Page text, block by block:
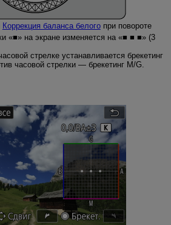
Коррекция баланса белогопри повороте
«■» на экране изменяется на «■ ■ ■» (3
стрелке устанавливается брекетинг
часовой стрелки — брекетинг M/G.